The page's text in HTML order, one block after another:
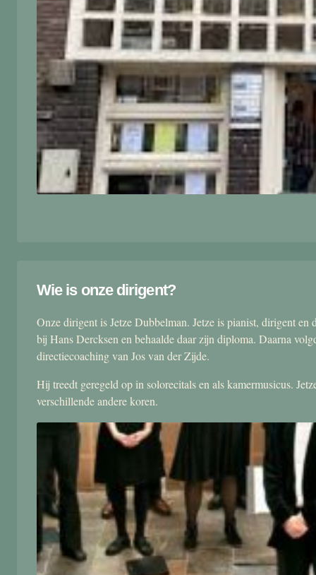
Wie is onze dirigent?
Onze dirigent is Jetze Dubbelman. Jetze is pianist, dirigent
bij Hans Dercksen en behaalde daar zijn diploma. Daarna
directiecoaching van Jos van der Zijde.
Hij treedt geregeld op in solorecitals en als kamermusicus.
verschillende andere koren.